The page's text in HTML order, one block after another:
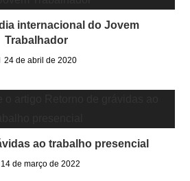
internacional do Jovem
Trabalhador
24 de abril de 2020
ao trabalho presencial
14 de março de 2022